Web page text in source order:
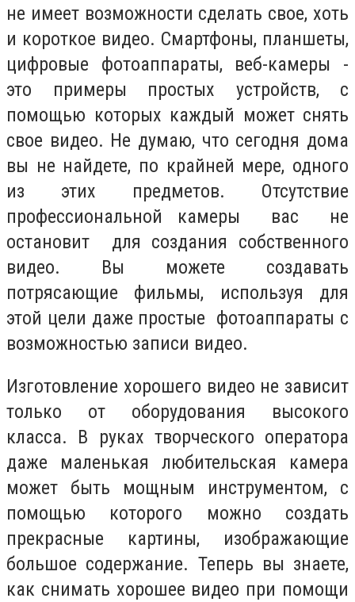
не имеет возможности сделать свое, хоть
и короткое видео. Смартфоны, планшеты,
цифровые фотоаппараты, веб-камеры -
это примеры простых устройств, с
помощью которых каждый может снять
свое видео. Не думаю, что сегодня дома
вы не найдете, по крайней мере, одного
из этих предметов. Отсутствие
профессиональной камеры вас не
остановит для создания собственного
видео. Вы можете создавать
потрясающие фильмы, используя для
этой цели даже простые фотоаппараты с
возможностью записи видео.
Изготовление хорошего видео не зависит
только от оборудования высокого
класса. В руках творческого оператора
даже маленькая любительская камера
может быть мощным инструментом, с
помощью которого можно создать
прекрасные картины, изображающие
большое содержание. Теперь вы знаете,
как снимать хорошее видео при помощи